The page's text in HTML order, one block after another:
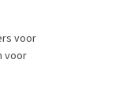
voor
voor